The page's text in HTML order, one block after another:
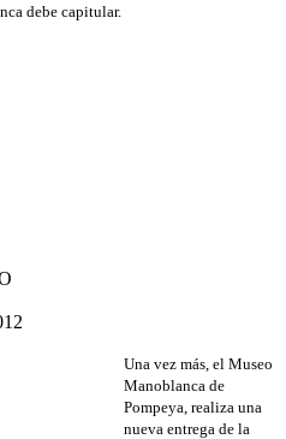
debe capitular.
Una vez más, el Museo
Manoblanca de
Pompeya, realiza una
nueva entrega de la